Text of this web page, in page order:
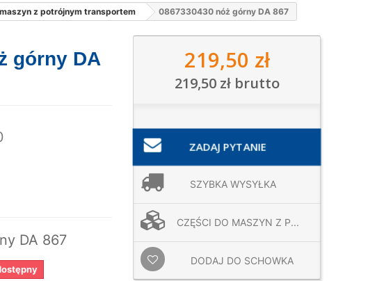
z potrójnym transportem 0867330430 nóż górny DA 867
górny DA
DA 867
219,50 zł
219,50 złbrutto
ZADAJ PYTANIE
SZYBKA WYSYŁKA
CZĘŚCI DO MASZYN Z P...
DODAJ DO SCHOWKA